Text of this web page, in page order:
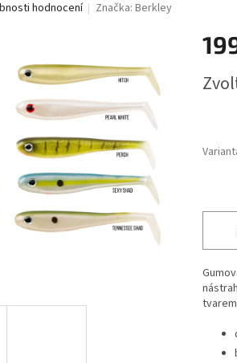
Elektromotory
hodnocení Značka:Berkley
cena: